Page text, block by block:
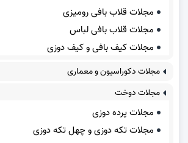
مجلات قلاب بافی رومیزی
مجلات قلاب بافی لباس
مجلات کیف بافی و کیف دوزی
مجلات دکوراسیون و معماری
مجلات دوخت
مجلات پرده دوزی
مجلات تکه دوزی و چهل تکه دوزی